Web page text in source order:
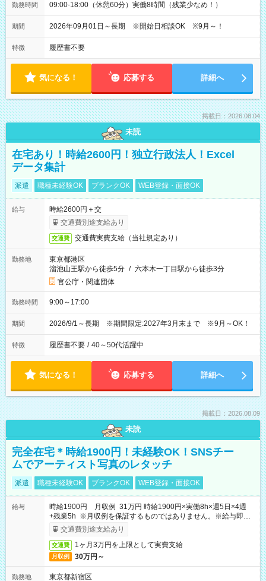
勤務時間 09:00-18:00（休憩60分）実働8時間（残業少なめ！）
期間 2026年09月01日～長期 ※開始日相談OK ※9月～！
特徴 履歴書不要
気になる！ 応募する 詳細へ
掲載日：2026.08.04
未読
在宅あり！時給2600円！独立行政法人！Excel
データ集計
派遣 職種未経験OK ブランクOK WEB登録・面接OK
給与
時給2600円＋交
交通費別途支給あり
交通費 交通費実費支給（当社規定あり）
勤務地
東京都港区
溜池山王駅から徒歩5分 / 六本木一丁目駅から徒歩3分
官公庁・関連団体
勤務時間 9:00～17:00
期間 2026/9/1～長期 ※期間限定:2027年3月末まで ※9月～OK！
特徴 履歴書不要 / 40～50代活躍中
気になる！ 応募する 詳細へ
掲載日：2026.08.09
未読
完全在宅＊時給1900円！未経験OK！SNSチー
ムでアーティスト写真のレタッチ
派遣 職種未経験OK ブランクOK WEB登録・面接OK
給与
時給1900円 月収例 31万円 時給1900円×実働8h×週5日×4週
+残業5h ※月収例を保証するものではありません。※給与即受
取りサービス利用可（利用条件有）
交通費別途支給あり
交通費 1ヶ月3万円を上限として実費支給
月収例 30万円～
勤務地 東京都新宿区